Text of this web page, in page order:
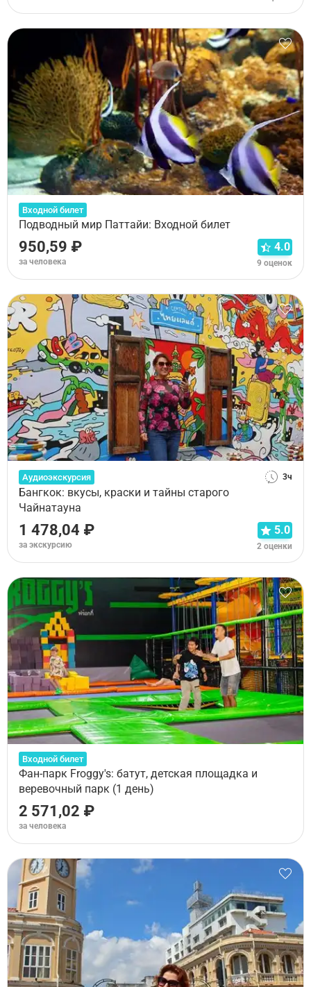
Входной билет
Подводный мир Паттайи: Входной билет
950,59 ₽
за человека
4.0
9 оценок
Аудиоэкскурсия 3ч
Бангкок: вкусы, краски и тайны старого
Чайнатауна
1 478,04 ₽
за экскурсию
5.0
2 оценки
Входной билет
Фан-парк Froggy's: батут, детская площадка и
веревочный парк (1 день)
2 571,02 ₽
за человека